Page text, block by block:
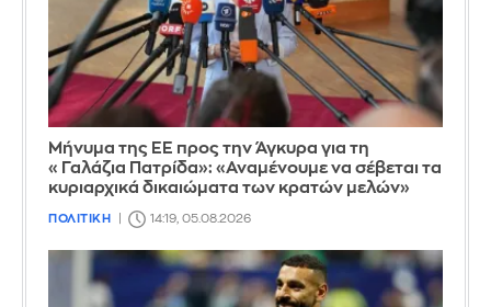
Μήνυμα της ΕΕ προς την Άγκυρα για τη
«Γαλάζια Πατρίδα»: «Αναμένουμε να σέβεται τα
κυριαρχικά δικαιώματα των κρατών μελών»
ΠΟΛΙΤΙΚΗ 14:19, 05.08.2026